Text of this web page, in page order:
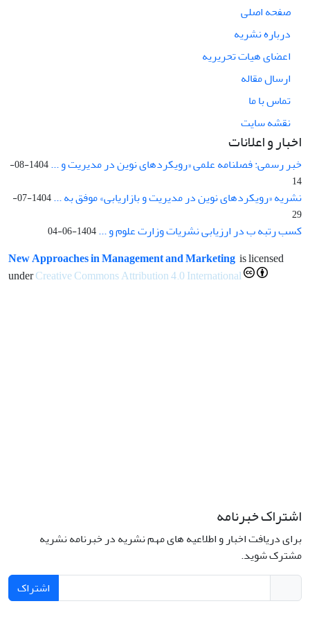
صفحه اصلی
درباره نشریه
اعضای هیات تحریریه
ارسال مقاله
تماس با ما
نقشه سایت
اخبار و اعلانات
خبر رسمی: فصلنامه علمی «رویکردهای نوین در مدیریت و ...
1404-08-
14
نشریه «رویکردهای نوین در مدیریت و بازاریابی» موفق به ...
1404-07-
29
کسب رتبه ب در ارزیابی نشریات وزارت علوم و ...1404-06-04
New Approaches in Management and Marketing is licensed
underCreative Commons Attribution 4.0 International
اشتراک خبرنامه
برای دریافت اخبار و اطلاعیه های مهم نشریه در خبرنامه نشریه
مشترک شوید.
اشتراک